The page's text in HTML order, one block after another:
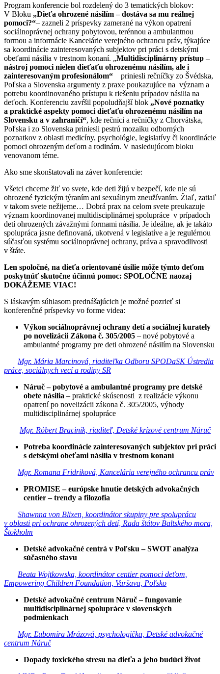
Program konferencie bol rozdelený do 3 tematických blokov:
V Bloku „Dieťa ohrozené násilím – dostáva sa mu reálnej
pomoci?“– zazneli 2 príspevky zamerané na výkon opatrení
sociálnoprávnej ochrany pobytovou, terénnou a ambulantnou
formou a informácie Kancelárie verejného ochrancu práv, týkajúce
sa koordinácie zainteresovaných subjektov pri práci s detskými
obeťami násilia v trestnom konaní. „Multidisciplinárny prístup –
nástroj pomoci nielen dieťaťu ohrozenému násilím, ale i
zainteresovaným profesionálom“
priniesli rečníčky zo Švédska,
Poľska a Slovenska argumenty z praxe poukazujúce na význam a
potrebu koordinovaného prístupu k riešeniu prípadov násilia na
deťoch. Konferenciu zavŕšil popoludňajší blok „Nové poznatky
a praktické aspekty pomoci dieťaťu ohrozenému násilím na
Slovensku a v zahraničí“, kde rečníci a rečníčky z Chorvátska,
Poľska i zo Slovenska priniesli pestrú mozaiku odborných
poznatkov z oblasti medicíny, psychológie, legislatívy či koordinácie
pomoci ohrozeným deťom a rodinám. V nasledujúcom bloku
venovanom téme.
Ako sme skonštatovali na záver konferencie:
Všetci chceme žiť vo svete, kde deti žijú v bezpečí, kde nie sú
ohrozené fyzickým týraním ani sexuálnym zneužívaním. Žiaľ, zatiaľ
v takom svete nežijeme… Dobrá prax na celom svete preukazuje
význam koordinovanej multidisciplinárnej spolupráce v prípadoch
detí ohrozených závažnými formami násilia. Je ideálne, ak je takáto
spolupráca jasne definovaná, ukotvená v legislatíve a je regulérnou
súčasťou systému sociálnoprávnej ochrany, práva a spravodlivosti
v štáte.
Len spoločné, na dieťa orientované úsilie môže týmto deťom
poskytnúť skutočne účinnú pomoc: SPOLOČNE naozaj
DOKÁŽEME VIAC!
S láskavým súhlasom prednášajúcich je možné pozrieť si
konferenčné príspevky vo forme videa:
Výkon sociálnoprávnej ochrany detí a sociálnej kurately
po novelizácii Zákona č. 305/2005 – nové pobytové a
ambulantné programy pre deti ohrozené násilím na Slovensku
Mgr. Mária Marcinová, riaditeľka Odboru SPODaSK Ústredia
práce, sociálnych vecí a rodiny SR
Náruč – pobytové a ambulantné programy pre detské
obete násilia – praktické skúsenosti z realizácie výkonu
opatrení po novelizácii zákona č. 305/2005, výhody
multidisciplinárnej spolupráce
Mgr. Róbert Braciník, riaditeľ, Detské krízové centrum Náruč
Potreba koordinácie zainteresovaných subjektov pri práci
s detskými obeťami násilia v trestnom konaní
Mgr. Romana Fridriková, Kancelária verejného ochrancu práv
PROMISE – európske hnutie detských advokačných
centier – trendy a filozofia
Shawnna von Blixen, koordinátor skupiny pre spoluprácu
v oblasti pri ochrane ohrozených detí, Rada štátov Baltského mora,
Štokholm
Detské advokačné centrá v Poľsku – SWOT analýza
súčasného stavu
Beata Wojtkowska, koordinátor centier pomoci deťom,
Empowering Children Foundation, Varšava, Poľsko
Detské advokačné centrum Náruč – fungovanie
multidisciplinárnej spolupráce v slovenských
podmienkach
Mgr. Ľubomíra Mrázová, psychologička, Detské advokačné
centrum Náruč
Dopady toxického stresu na dieťa a jeho budúci život